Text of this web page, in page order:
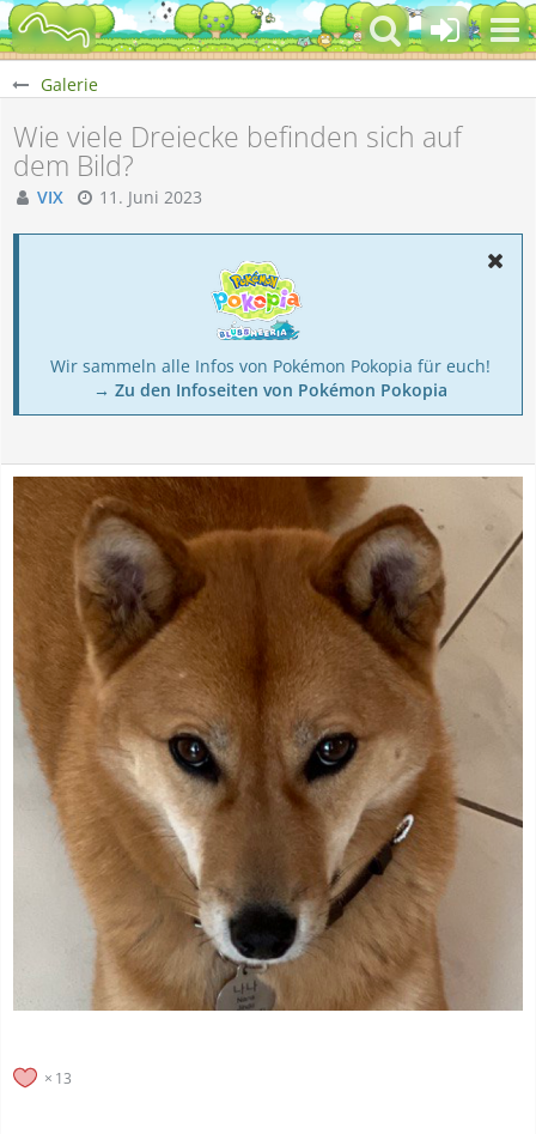
Galerie
Wie viele Dreiecke befinden sich auf
dem Bild?
VIX 11. Juni 2023
Wir sammeln alle Infos von Pokémon Pokopia für euch!
→ Zu den Infoseiten von Pokémon Pokopia
13